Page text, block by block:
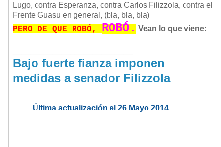
Lugo, contra Esperanza, contra Carlos Filizzola, contra el
Frente Guasu en general, (bla, bla, bla)
PERO DE QUE ROBÓ, ROBÓ. Vean lo que viene:
Bajo fuerte fianza imponen
medidas a senador Filizzola
Última actualización el 26 Mayo 2014